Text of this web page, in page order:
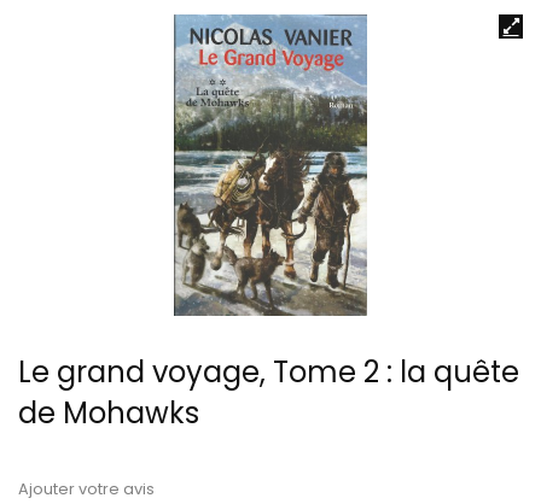
Le grand voyage, Tome 2 : la quête
de Mohawks
Ajouter votre avis